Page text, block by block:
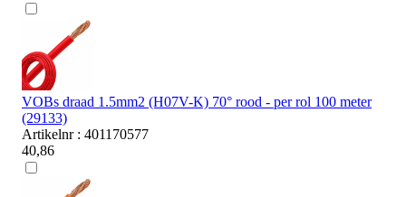
VOBs draad 1.5mm2 (H07V-K) 70° rood - per rol 100 meter
(29133)
Artikelnr : 401170577
40,86